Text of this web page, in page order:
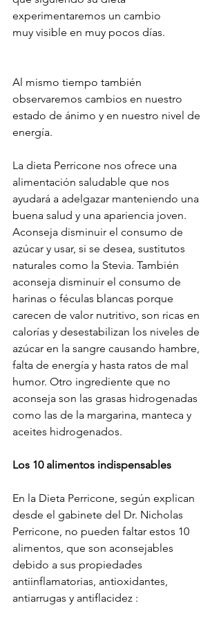
experimentaremos un cambio
muy visible en muy pocos días.
Al mismo tiempo también
observaremos cambios en nuestro
estado de ánimo y en nuestro nivel de
energía.
La dieta Perricone nos ofrece una
alimentación saludable que nos
ayudará a adelgazar manteniendo una
buena salud y una apariencia joven.
Aconseja disminuir el consumo de
azúcar y usar, si se desea, sustitutos
naturales como la Stevia. También
aconseja disminuir el consumo de
harinas o féculas blancas porque
carecen de valor nutritivo, son ricas en
calorías y desestabilizan los niveles de
azúcar en la sangre causando hambre,
falta de energía y hasta ratos de mal
humor. Otro ingrediente que no
aconseja son las grasas hidrogenadas
como las de la margarina, manteca y
aceites hidrogenados.
Los 10 alimentos indispensables
En la Dieta Perricone, según explican
desde el gabinete del Dr. Nicholas
Perricone, no pueden faltar estos 10
alimentos, que son aconsejables
debido a sus propiedades
antiinflamatorias, antioxidantes,
antiarrugas y antiflacidez :